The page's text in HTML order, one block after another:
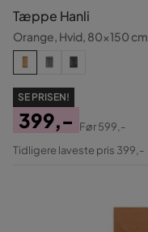
Tæppe Hanli
Orange, Hvid, 80x150 cm
SE PRISEN!
Pris
399,-
Original
Før599,-
Tidligere laveste pris 399,-